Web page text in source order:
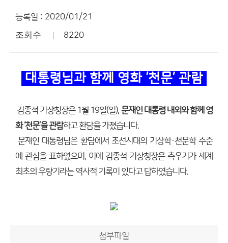
등록일 : 2020/01/21
조회수 8220
대통령님과 함께 영화 ‘천문’ 관람
김종석 기상청장은 1월 19일(일), 문재인 대통령 내외와 함께 영
화 ‘천문’을 관람하고 환담을 가졌습니다.
문재인 대통령님은 환담에서 조선시대의 기상학·천문학 수준
에 관심을 표하였으며, 이에 김종석 기상청장은 측우기가 세계
최초의 우량기라는 역사적 기록이 있다고 답하였습니다.
첨부파일